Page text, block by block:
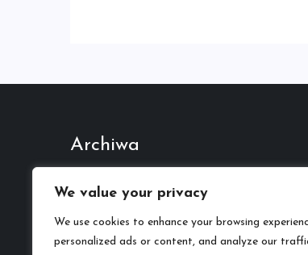
We value your privacy
We use cookies to enhance your browsing
personalized ads or content, and analyze our
Archiwa
Kategorie